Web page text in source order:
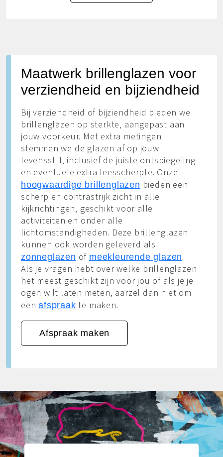
Maatwerk brillenglazen voor
verziendheid en bijziendheid
Bij verziendheid of bijziendheid bieden we
brillenglazen op sterkte, aangepast aan
jouw voorkeur. Met extra metingen
stemmen we de glazen af op jouw
levensstijl, inclusief de juiste ontspiegeling
en eventuele extra leesscherpte. Onze
hoogwaardige brillenglazenbieden een
scherp en contrastrijk zicht in alle
kijkrichtingen, geschikt voor alle
activiteiten en onder alle
lichtomstandigheden. Deze brillenglazen
kunnen ook worden geleverd als
zonneglazenofmeekleurende glazen.
Als je vragen hebt over welke brillenglazen
het meest geschikt zijn voor jou of als je je
ogen wilt laten meten, aarzel dan niet om
eenafspraakte maken.
Afspraak maken